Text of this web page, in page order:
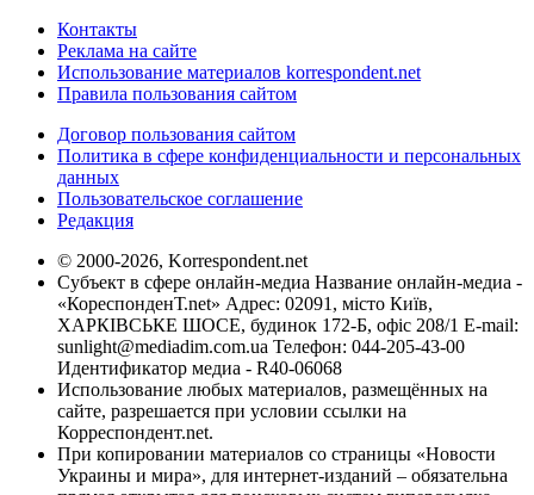
Контакты
Реклама на сайте
Использование материалов korrespondent.net
Правила пользования сайтом
Договор пользования сайтом
Политика в сфере конфиденциальности и персональных
данных
Пользовательское соглашение
Редакция
© 2000-2026, Korrespondent.net
Субъект в сфере онлайн-медиа Название онлайн-медиа -
«КореспонденТ.net» Адрес: 02091, місто Київ,
ХАРКІВСЬКЕ ШОСЕ, будинок 172-Б, офіс 208/1 E-mail:
sunlight@mediadim.com.ua Телефон: 044-205-43-00
Идентификатор медиа - R40-06068
Использование любых материалов, размещённых на
сайте, разрешается при условии ссылки на
Корреспондент.net.
При копировании материалов со страницы «Новости
Украины и мира», для интернет-изданий – обязательна